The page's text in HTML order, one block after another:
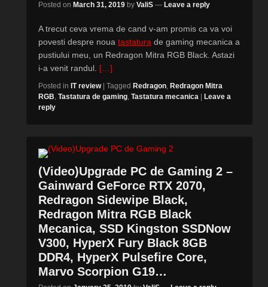
Posted on March 31, 2019 by ValiS — Leave a reply
A trecut ceva vrema de cand v-am promis ca va voi
povesti despre noua tastatura de gaming mecanica a
pustiului meu, un Redragon Mitra RGB Black. Astazi
i-a venit randul. […]
Posted in IT review Tagged Redragon, Redragon Mitra
RGB, Tastatura de gaming, Tastatura mecanica
Leave a
reply
(Video)Upgrade PC de Gaming 2 –
Gainward GeForce RTX 2070,
Redragon Sidewipe Black,
Redragon Mitra RGB Black
Mecanica, SSD Kingston SSDNow
V300, HyperX Fury Black 8GB
DDR4, HyperX Pulsefire Core,
Marvo Scorpion G19…